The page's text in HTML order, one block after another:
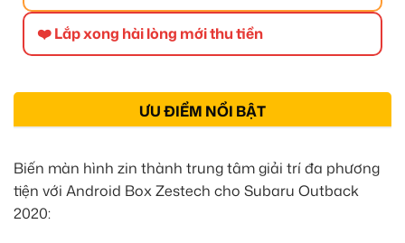
❤️ Lắp xong hài lòng mới thu tiền
ƯU ĐIỂM NỔI BẬT
Biến màn hình zin thành trung tâm giải trí đa phương
tiện với Android Box Zestech cho Subaru Outback
2020: